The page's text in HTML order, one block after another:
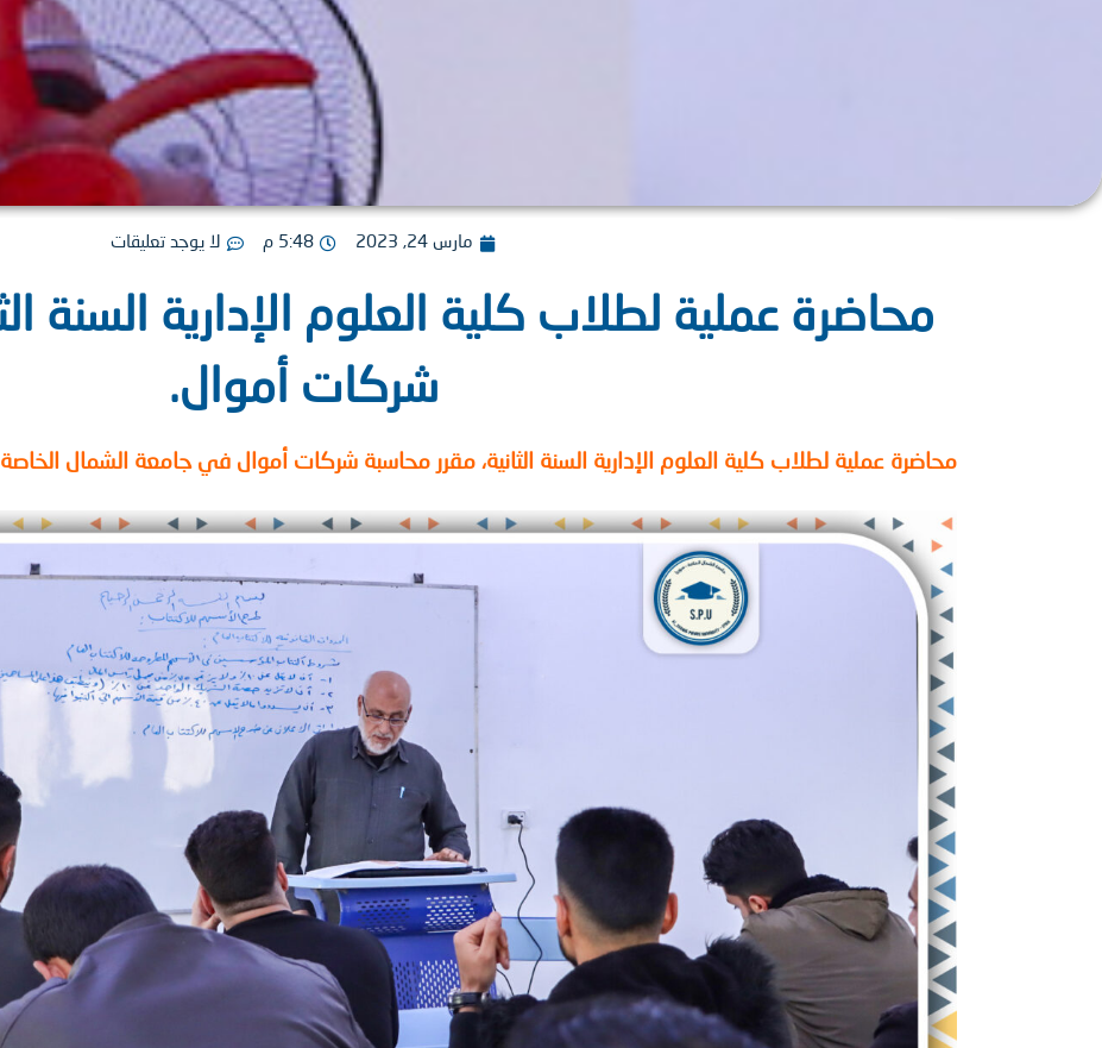
مارس 24, 2023 5:48 م لا يوجد تعليقات
محاضرة عملية لطلاب كلية العلوم الإدارية السنة
شركات أموال.
محاضرة عملية لطلاب كلية العلوم الإدارية السنة الثانية، مقرر محاسبة شركات أموال في جامعة الشمال الخاصة